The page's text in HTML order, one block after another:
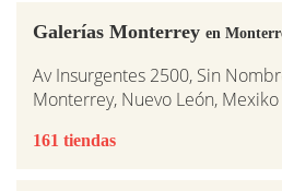
Galerías Monterrey en
Av Insurgentes 2500, Sin
Monterrey, Nuevo León, Mexiko
161 tiendas